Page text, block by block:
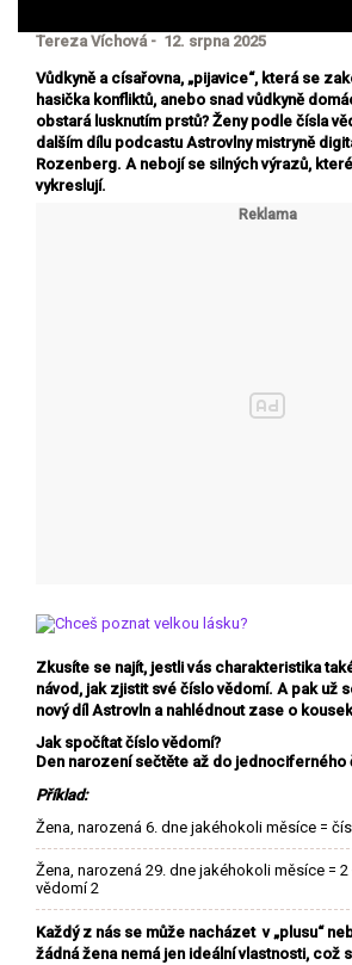
Tereza Víchová - 12. srpna 2025
Vůdkyně a císařovna, „pijavice“, která se
hasička konfliktů, anebo snad vůdkyně
obstará lusknutím prstů? Ženy podle čísla
dalším dílu podcastu Astrovlny mistryně
Rozenberg. A nebojí se silných výrazů,
vykreslují.
Zkusíte se najít, jestli vás charakteristika
návod, jak zjistit své číslo vědomí. A pak už
nový díl Astrovln a nahlédnout zase o
Jak spočítat číslo vědomí?
Den narození sečtěte až do jednociferného
Příklad:
Žena, narozená 6. dne jakéhokoli měsíce =
Žena, narozená 29. dne jakéhokoli měsíce = 2
vědomí 2
Každý z nás se může nacházet v „plusu“
žádná žena nemá jen ideální vlastnosti, což